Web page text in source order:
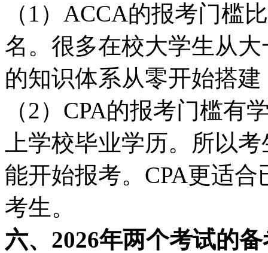
（1）ACCA的报考门槛
名。很多在校大学生从
的知识体系从零开始搭
（2）CPA的报考门槛有
上学校毕业学历。所以
能开始报考。CPA更适
考生。
六、2026年两个考试的